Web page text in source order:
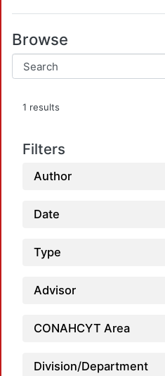
Browse
1 results
Filters
Author
Date
Type
Advisor
CONAHCYT Area
Division/Department